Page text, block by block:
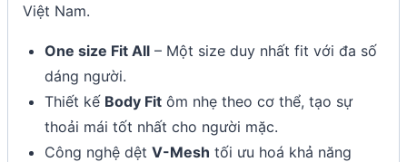
Việt Nam.
One size Fit All – Một size duy nhất fit với đa số
dáng người.
Thiết kế Body Fit ôm nhẹ theo cơ thể, tạo sự
thoải mái tốt nhất cho người mặc.
Công nghệ dệt V-Mesh tối ưu hoá khả năng